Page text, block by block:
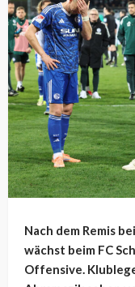
Nach dem Remis
wächst beim FC
Offensive.